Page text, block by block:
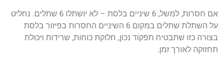
אם חסרות, למשל, 6 שיניים בלסת – לא יושתלו 6 שתלים. נחליט
על השתלת שתלים במקום 6 השיניים החסרות בפיזור בלסת
בצורה כזו שתבטיח תפקוד נכון, חלוקת כוחות, שרידות ויכולת
תחזוקה לאורך זמן.